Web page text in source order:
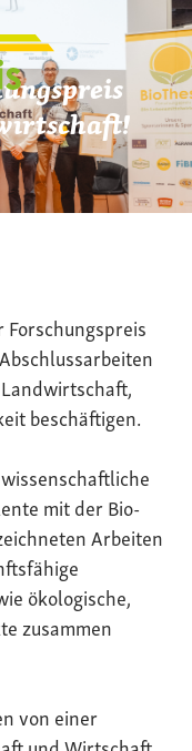
Forschungspreis
beschäftigen.
mit der Bio-
Arbeiten
ökologische,
zusammen
von einer